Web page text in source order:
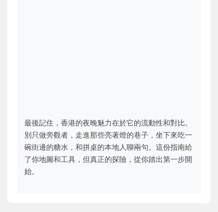
最後記住，香港的夜晚魅力在於它的流動性和對比。
別只做旁觀者，走進那些亮著燈的巷子，坐下來吃一
碗街邊的糖水，和拼桌的本地人聊兩句。這份指南給
了你地圖和工具，但真正的探險，從你踏出第一步開
始。